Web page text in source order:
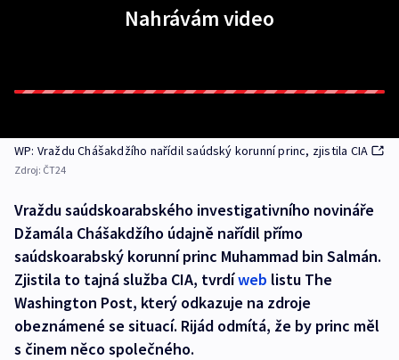
Nahrávám video
WP: Vraždu Chášakdžího nařídil saúdský korunní princ, zjistila CIA
Zdroj: ČT24
Vraždu saúdskoarabského investigativního novináře
Džamála Chášakdžího údajně nařídil přímo
saúdskoarabský korunní princ Muhammad bin Salmán.
Zjistila to tajná služba CIA, tvrdíweb listu The
Washington Post, který odkazuje na zdroje
obeznámené se situací. Rijád odmítá, že by princ měl
s činem něco společného.